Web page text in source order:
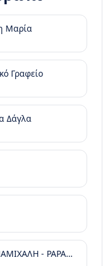
Μαρία
Γραφείο
Δάγλα
ΔΙΚΗΓΟΡΙΚΟ ΓΡΑΦΕΙΟ ΠΑΠΑΜΙΧΑΛΗ - PAPAMICHALI LAW OFFICE